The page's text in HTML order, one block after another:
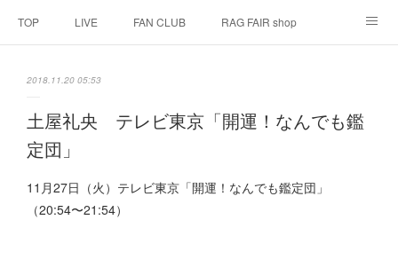
TOP LIVE FAN CLUB RAG FAIR shop
2018.11.20 05:53
土屋礼央 テレビ東京「開運！なんでも鑑
定団」
11月27日（火）テレビ東京「開運！なんでも鑑定団」
（20:54〜21:54）